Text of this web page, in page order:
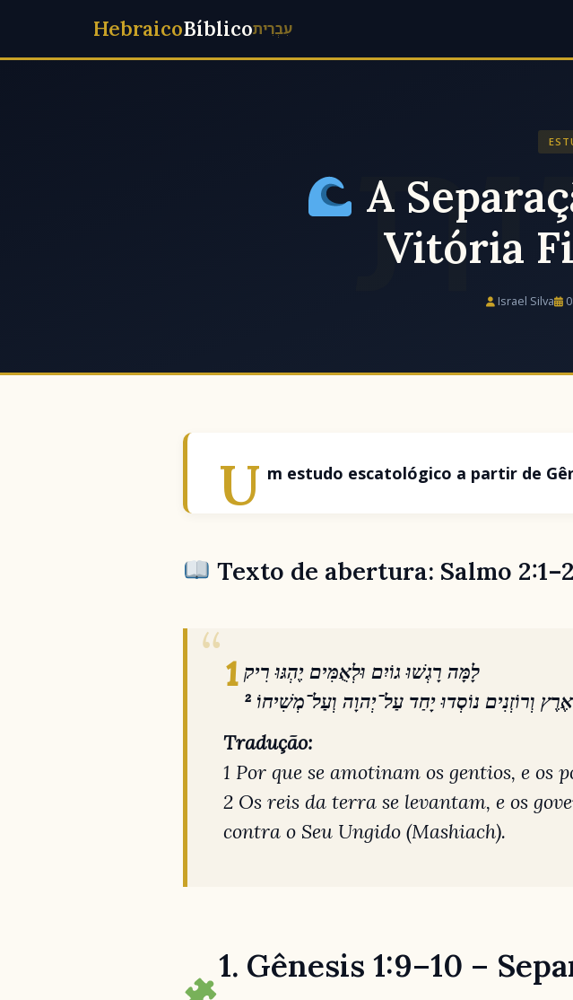
HebraicoBíblicoעִבְרִית
A
Vitória
Israel Silva
U m estudo escatológico a partir de
Texto de abertura: Salmo 2:1–2
¹ לָמָּה רָגְשׁוּ גוֹיִם וּלְאֻמִּים יֶהְגּוּ רִיק
אֶרֶץ וְרוֹזְנִים נוֹסְדוּ יָחַד עַל־יְהוָה וְעַל־מְשִׁיחוֹ
Tradução:
1 Por que se amotinam os gentios, e os
2 Os reis da terra se levantam, e os
contra o Seu Ungido (Mashiach).
1. Gênesis 1:9–10 –